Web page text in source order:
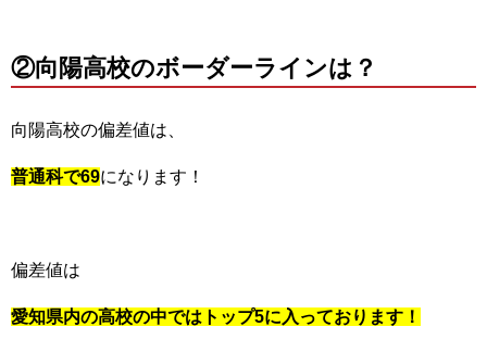
②向陽高校のボーダーラインは？
向陽高校の偏差値は、
普通科で69になります！
偏差値は
愛知県内の高校の中ではトップ5に入っております！